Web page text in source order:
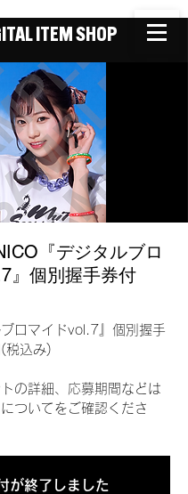
ITEM SHOP
『デジタルブロ
』個別握手券付
ブロマイドvol.7』個別握手
税込み)
の詳細、応募期間などは
ついてをご確認くださ
が終了しました